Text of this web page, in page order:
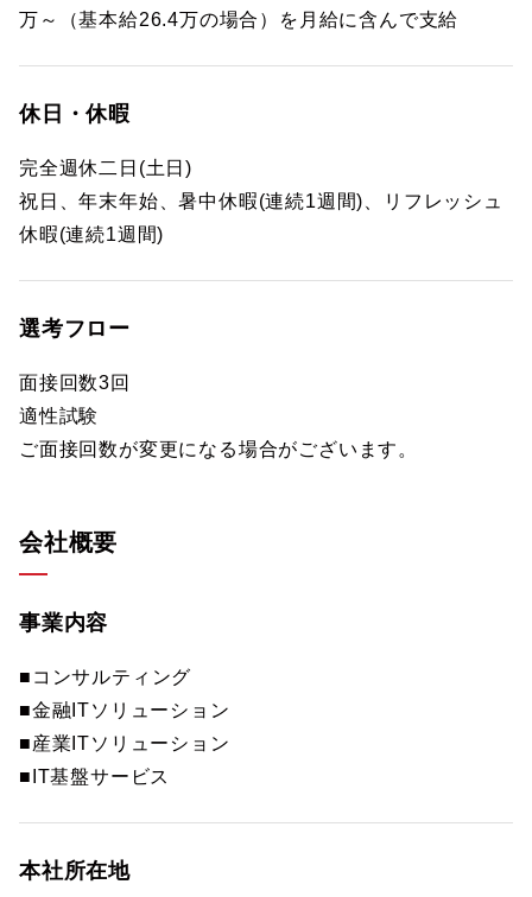
万～（基本給26.4万の場合）を月給に含んで支給
休日・休暇
完全週休二日(土日)
祝日、年末年始、暑中休暇(連続1週間)、リフレッシュ
休暇(連続1週間)
選考フロー
面接回数3回
適性試験
ご面接回数が変更になる場合がございます。
会社概要
事業内容
■コンサルティング
■金融ITソリューション
■産業ITソリューション
■IT基盤サービス
本社所在地